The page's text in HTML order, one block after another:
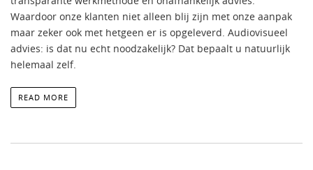
Waardoor onze klanten niet alleen blij zijn met onze aanpak
maar zeker ook met hetgeen er is opgeleverd. Audiovisueel
advies: is dat nu echt noodzakelijk? Dat bepaalt u natuurlijk
helemaal zelf.
READ MORE